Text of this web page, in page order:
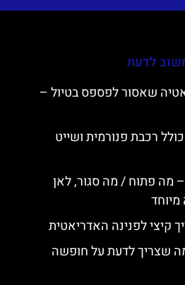
לדעת
שאסור לפספס בטיול –
רכבת פנורמית ושייט
– מה פתוח / מה סגור, לאן
קיצי לפנינה האדריאטית
שצריך לדעת על חופשה